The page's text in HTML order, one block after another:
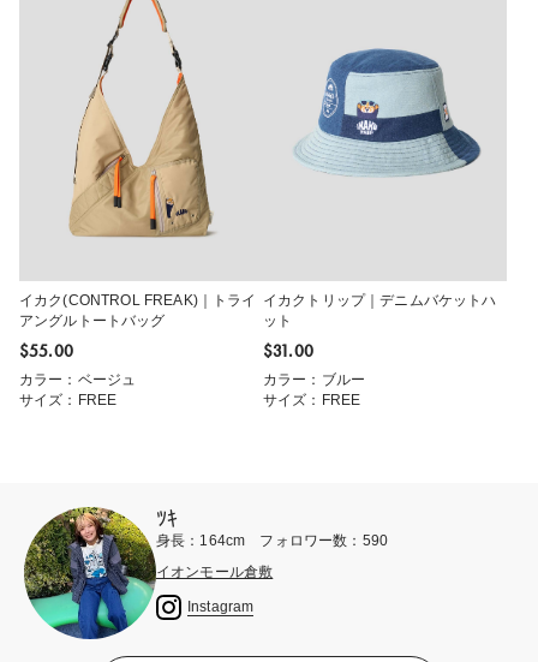
イカク(CONTROL FREAK)｜トライ
アングルトートバッグ
$‌55.00
カラー：ベージュ
サイズ：FREE
イカクトリップ｜デニムバケットハ
ット
$‌31.00
カラー：ブルー
サイズ：FREE
ﾂｷ
身長：164cm フォロワー数：590
イオンモール倉敷
Instagram